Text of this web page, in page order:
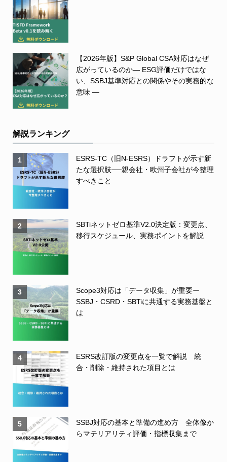
【2026年版】S&P Global CSA対応はなぜ
広がっているのか― ESG評価だけではな
い、SSBJ基準対応との関係やその実務的な
意味 ―
解説ランキング
1
ESRS-TC（旧N-ESRS）ドラフトが示す新
たな選択肢──親会社・欧州子会社が今整理
すべきこと
2
SBTiネットゼロ基準V2.0決定版：変更点、
移行スケジュール、実務ポイントを解説
3
Scope3対応は「データ収集」が重要ー
SSBJ・CSRD・SBTiに共通する実務基盤と
は
4
ESRS改訂版の変更点を一覧で解説 統
合・削除・維持された項目とは
5
SSBJ対応の基本と準備の進め方 全体像か
らマテリアリティ評価・指標収集まで